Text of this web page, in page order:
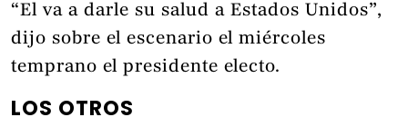
“El va a darle su salud a Estados Unidos”,
dijo sobre el escenario el miércoles
temprano el presidente electo.
LOS OTROS